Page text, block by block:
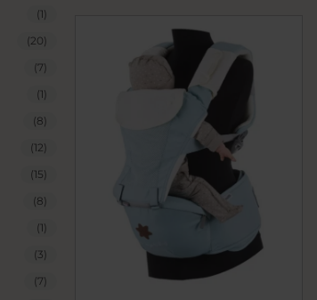
(1)
(20)
(7)
(1)
(8)
(12)
(15)
(8)
(1)
(3)
(7)